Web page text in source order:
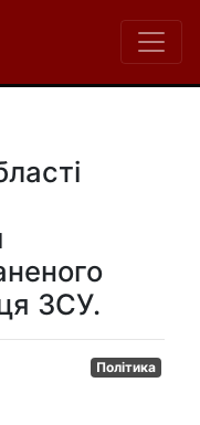
ЗСУ.
Політика